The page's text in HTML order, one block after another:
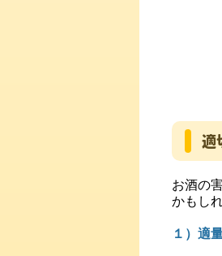
適
お酒の
かもし
１）適